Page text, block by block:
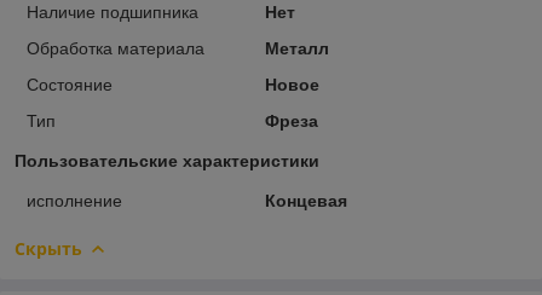
Наличие подшипника
Нет
Обработка материала
Металл
Состояние
Новое
Тип
Фреза
Пользовательские характеристики
исполнение Концевая
Скрыть